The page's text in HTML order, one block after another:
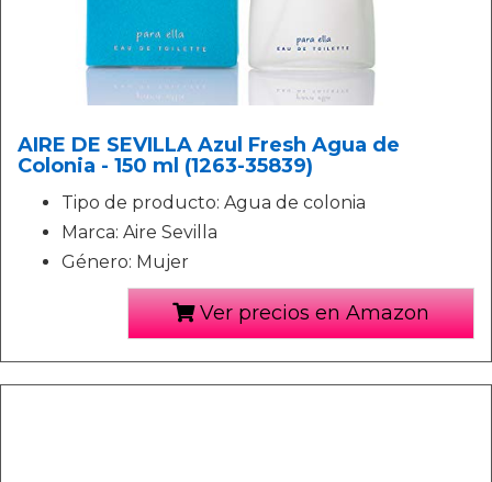
AIRE DE SEVILLA Azul Fresh Agua de
Colonia - 150 ml (1263-35839)
Tipo de producto: Agua de colonia
Marca: Aire Sevilla
Género: Mujer
Ver precios en Amazon